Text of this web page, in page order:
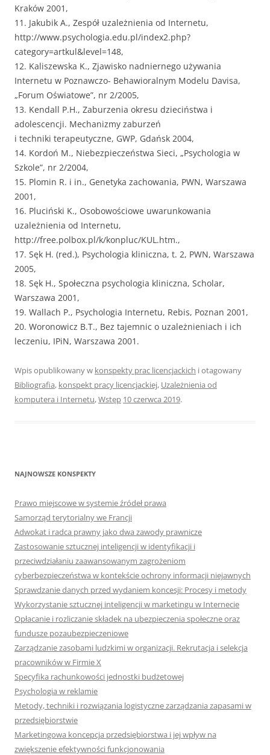
Kraków 2001,
11. Jakubik A., Zespół uzależnienia od Internetu,
http://www.psychologia.edu.pl/index2.php?
category=artkul&level=148,
12. Kaliszewska K., Zjawisko nadniernego używania
Internetu w Poznawczo- Behawioralnym Modelu Davisa,
„Forum Oświatowe”, nr 2/2005,
13. Kendall P.H., Zaburzenia okresu dzieciństwa i
adolescencji. Mechanizmy zaburzeń
i techniki terapeutyczne, GWP, Gdańsk 2004,
14. Kordoń M., Niebezpieczeństwa Sieci, „Psychologia w
Szkole”, nr 2/2004,
15. Plomin R. i in., Genetyka zachowania, PWN, Warszawa
2001,
16. Pluciński K., Osobowościowe uwarunkowania
uzależnienia od Internetu,
http://free.polbox.pl/k/konpluc/KUL.htm.,
17. Sęk H. (red.), Psychologia kliniczna, t. 2, PWN, Warszawa
2005,
18. Sęk H., Społeczna psychologia kliniczna, Scholar,
Warszawa 2001,
19. Wallach P., Psychologia Internetu, Rebis, Poznan 2001,
20. Woronowicz B.T., Bez tajemnic o uzależnieniach i ich
leczeniu, IPiN, Warszawa 2001.
Wpis opublikowany w konspekty prac licencjackich i otagowany
Bibliografia, konspekt pracy licencjackiej, Uzależnienia od
komputera i Internetu,Wstęp 10 czerwca 2019.
NAJNOWSZE KONSPEKTY
Prawo miejscowe w systemie źródeł prawa
Samorząd terytorialny we Francji
Adwokat i radca prawny jako dwa zawody prawnicze
Zastosowanie sztucznej inteligencji w identyfikacji i
przeciwdziałaniu zaawansowanym zagrożeniom
cyberbezpieczeństwa w kontekście ochrony informacji niejawnych
Sprawdzanie danych przed wydaniem koncesji: Procesy i metody
Wykorzystanie sztucznej inteligencji w marketingu w Internecie
Opłacanie i rozliczanie składek na ubezpieczenia społeczne oraz
fundusze pozaubezpieczeniowe
Zarządzanie zasobami ludzkimi w organizacji. Rekrutacja i selekcja
pracowników w Firmie X
Specyfika rachunkowości jednostki budżetowej
Psychologia w reklamie
Metody, techniki i rozwiązania logistyczne zarządzania zapasami w
przedsiębiorstwie
Marketingowa koncepcja przedsiębiorstwa i jej wpływ na
zwiększenie efektywności funkcjonowania